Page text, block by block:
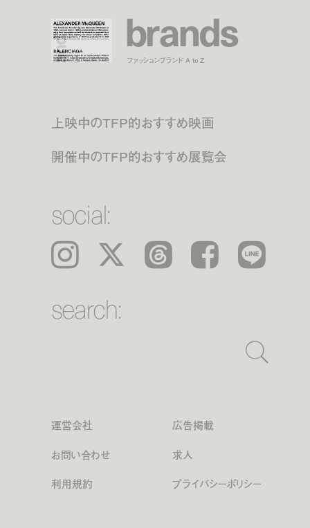
brands
ファッションブランド A to Z
上映中のTFP的おすすめ映画
開催中のTFP的おすすめ展覧会
social:
Instagram 𝕏 Threads Facebook LINE
search:
運営会社
広告掲載
お問い合わせ
求人
利用規約
プライバシーポリシー